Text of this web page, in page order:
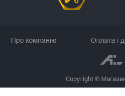
Copyright ©
Про компанію Оплата і